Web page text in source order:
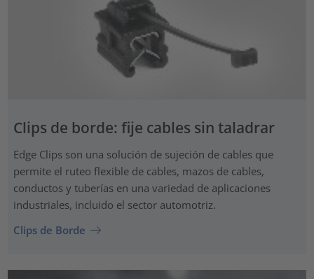
Clips de borde: fije cables sin taladrar
Edge Clips son una solución de sujeción de cables que
permite el ruteo flexible de cables, mazos de cables,
conductos y tuberías en una variedad de aplicaciones
industriales, incluido el sector automotriz.
Clips de Borde